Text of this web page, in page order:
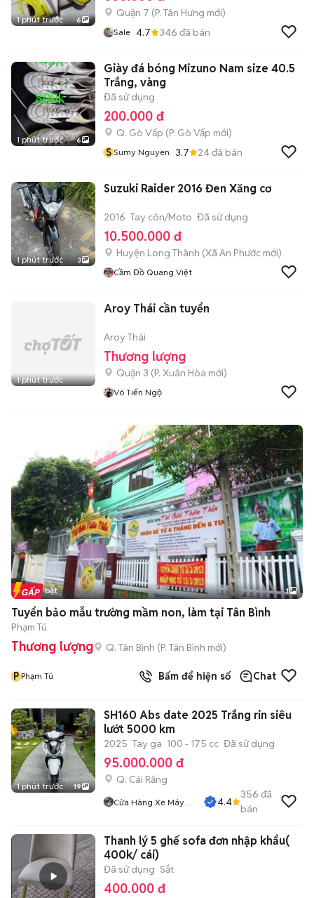
1 phút trước 6
Quận 7 (P. Tân Hưng mới)
Sale 4.7 346 đã bán
1 phút trước 6
Giày đá bóng Mizuno Nam size 40.5
Trắng, vàng
Đã sử dụng
200.000 đ
Q. Gò Vấp (P. Gò Vấp mới)
S Sumy Nguyen 3.7 24đã bán
1 phút trước 3
Suzuki Raider 2016 Đen Xăng cơ
2016 Tay côn/Moto Đã sử dụng
10.500.000 đ
Huyện Long Thành (Xã An Phước mới)
Cầm Đồ Quang Việt
1 phút trước
Aroy Thái cần tuyển
Aroy Thái
Thương lượng
Quận 3 (P. Xuân Hòa mới)
Võ Tiến Ngộ
Tin nổi bật 1
Tuyển bảo mẫu trường mầm non, làm tại Tân Bình
Phạm Tú
Thương lượng Q. Tân Bình (P. Tân Bình mới)
P Phạm Tú Bấm để hiện số Chat
1 phút trước 19
SH160 Abs date 2025 Trắng rin siêu
lướt 5000 km
2025 Tay ga 100 - 175 cc Đã sử dụng
95.000.000 đ
Q. Cái Răng
Cửa Hàng Xe Máy
4.4
356 đã
bán
Thanh lý 5 ghế sofa đơn nhập khẩu(
400k/ cái)
Đã sử dụng Sắt
400.000 đ